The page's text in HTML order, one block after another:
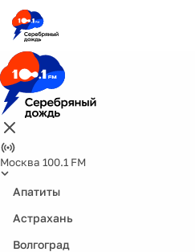
Москва 100.1 FM
Апатиты
Астрахань
Волгоград